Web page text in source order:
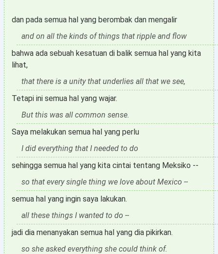
dan pada semua hal yang berombak dan mengalir
and on all the kinds of things that ripple and flow
bahwa ada sebuah kesatuan di balik semua hal yang kita
lihat,
that there is a unity that underlies all that we see,
Tetapi ini semua hal yang wajar.
But this was all common sense.
Saya melakukan semua hal yang perlu
I did everything that I needed to do
sehingga semua hal yang kita cintai tentang Meksiko --
so that every single thing we love about Mexico --
semua hal yang ingin saya lakukan.
all these things I wanted to do --
jadi dia menanyakan semua hal yang dia pikirkan.
so she asked everything she could think of.